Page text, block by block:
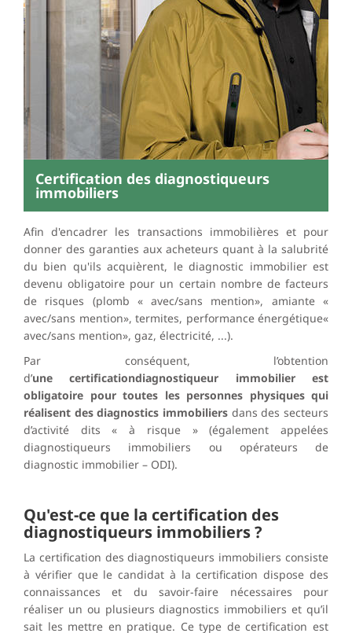
Certification des diagnostiqueurs
immobiliers
Afin d'encadrer les transactions immobilières et pour
donner des garanties aux acheteurs quant à la salubrité
du bien qu'ils acquièrent, le diagnostic immobilier est
devenu obligatoire pour un certain nombre de facteurs
de risques (plomb « avec/sans mention», amiante «
avec/sans mention», termites, performance énergétique«
avec/sans mention», gaz, électricité, ...).
Par conséquent, l’obtention
d’une certificationdiagnostiqueur immobilier est
obligatoire pour toutes les personnes physiques qui
réalisent des diagnostics immobiliers dans des secteurs
d’activité dits « à risque » (également appelées
diagnostiqueurs immobiliers ou opérateurs de
diagnostic immobilier – ODI).
Qu'est-ce que la certification des
diagnostiqueurs immobiliers ?
La certification des diagnostiqueurs immobiliers consiste
à vérifier que le candidat à la certification dispose des
connaissances et du savoir-faire nécessaires pour
réaliser un ou plusieurs diagnostics immobiliers et qu’il
sait les mettre en pratique. Ce type de certification est